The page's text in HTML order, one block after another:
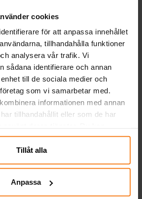
cookies
för att anpassa innehållet
tillhandahålla funktioner
analysera vår trafik. Vi
sådana identifierare och annan
till de sociala medier och
som vi samarbetar med.
informationen med annan
tillhandahållit eller som de har
samtycke.
Tillåt alla
Anpassa
10-
Paw Patrol Skye -
GÅ TILL